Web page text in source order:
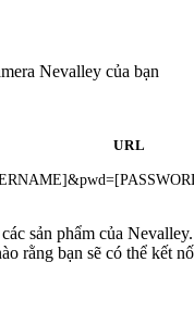
Nevalley của bạn
URL
sản phẩm của
rằng bạn sẽ có thể kết